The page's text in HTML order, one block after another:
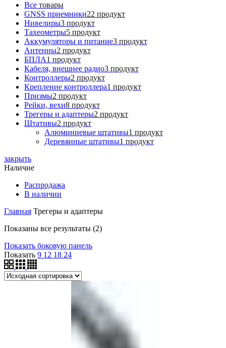
Все товары
GNSS приемники22 продукт
Нивелиры3 продукт
Тахеометры5 продукт
Аккумуляторы и питание3 продукт
Антенны2 продукт
БПЛА1 продукт
Кабеля, внешнее радио3 продукт
Контроллеры2 продукт
Крепление контроллера1 продукт
Призмы2 продукт
Рейки, вехи8 продукт
Трегеры и адаптеры2 продукт
Штативы2 продукт
Алюминиевые штативы1 продукт
Деревянные штативы1 продукт
закрыть
Наличие
Распродажа
В наличии
Главная Трегеры и адаптеры
Показаны все результаты (2)
Показать боковую панель
Показать 9 12 18 24